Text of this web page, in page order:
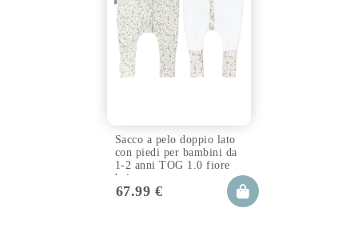
Sacco a pelo doppio lato
con piedi per bambini da
1-2 anni TOG 1.0 fiore
beige
67.99 €